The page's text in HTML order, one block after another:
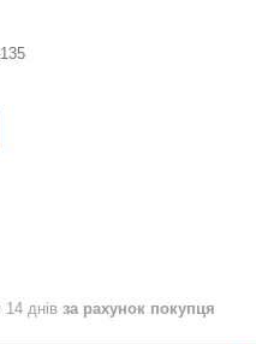
днів за рахунок покупця